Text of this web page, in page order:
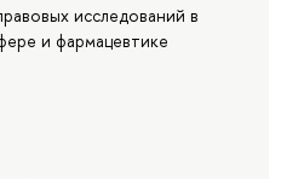
исследований в
и фармацевтике